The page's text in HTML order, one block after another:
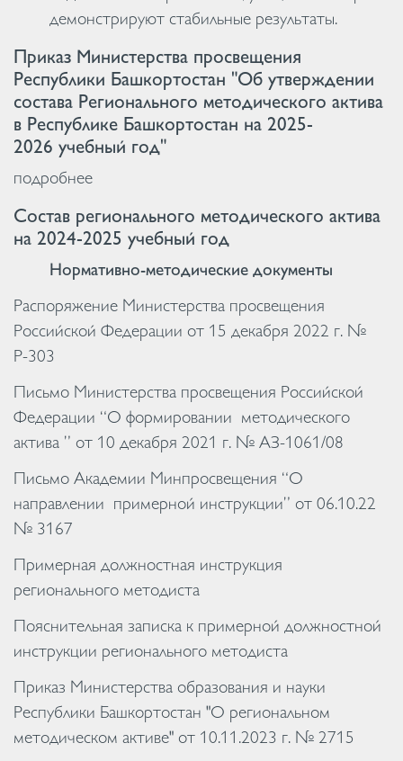
демонстрируют стабильные результаты.
Приказ Министерства просвещения
Республики Башкортостан "Об утверждении
состава Регионального методического актива
в Республике Башкортостан на 2025-
2026 учебный год"
подробнее
Состав регионального методического актива
на 2024-2025 учебный год
Нормативно-методические документы
Распоряжение Министерства просвещения
Российской Федерации от 15 декабря 2022 г. №
Р-303
Письмо Министерства просвещения Российской
Федерации “О формировании методического
актива ” от 10 декабря 2021 г. № АЗ-1061/08
Письмо Академии Минпросвещения “О
направлении примерной инструкции” от 06.10.22
№ 3167
Примерная должностная инструкция
регионального методиста
Пояснительная записка к примерной должностной
инструкции регионального методиста
Приказ Министерства образования и науки
Республики Башкортостан "О региональном
методическом активе" от 10.11.2023 г. № 2715